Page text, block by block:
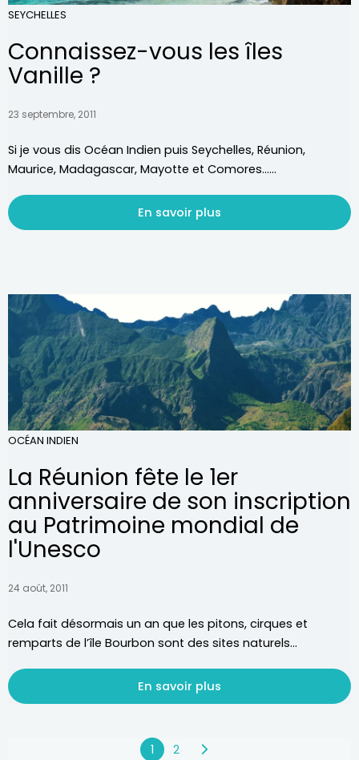
SEYCHELLES
Connaissez-vous les îles
Vanille ?
23 septembre, 2011
Si je vous dis Océan Indien puis Seychelles, Réunion,
Maurice, Madagascar, Mayotte et Comores…...
En savoir plus
OCÉAN INDIEN
La Réunion fête le 1er
anniversaire de son inscription
au Patrimoine mondial de
l'Unesco
24 août, 2011
Cela fait désormais un an que les pitons, cirques et
remparts de l’île Bourbon sont des sites naturels...
En savoir plus
1 2